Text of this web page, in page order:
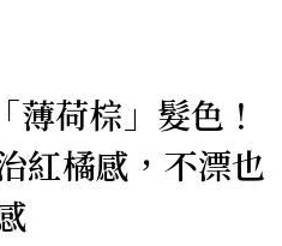
荷棕」髮色！
紅橘感，不漂也